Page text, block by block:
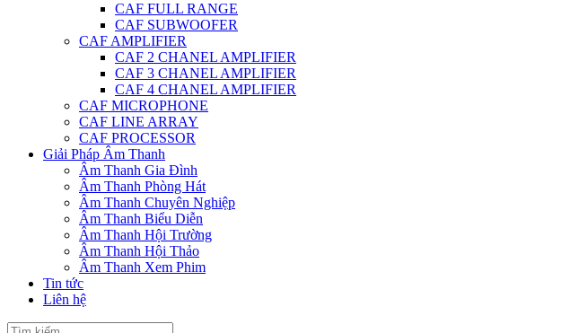
CAF FULL RANGE
CAF SUBWOOFER
CAF AMPLIFIER
CAF 2 CHANEL AMPLIFIER
CAF 3 CHANEL AMPLIFIER
CAF 4 CHANEL AMPLIFIER
CAF MICROPHONE
CAF LINE ARRAY
CAF PROCESSOR
Giải Pháp Âm Thanh
Âm Thanh Gia Đình
Âm Thanh Phòng Hát
Âm Thanh Chuyên Nghiệp
Âm Thanh Biểu Diễn
Âm Thanh Hội Trường
Âm Thanh Hội Thảo
Âm Thanh Xem Phim
Tin tức
Liên hệ